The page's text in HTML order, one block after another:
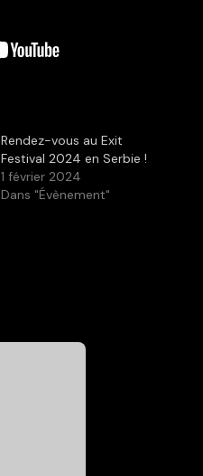
Rendez-vous au Exit
Festival 2024 en Serbie !
1 février 2024
Dans "Évènement"